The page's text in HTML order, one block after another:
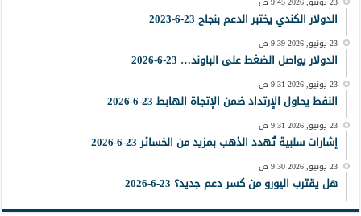
الدولار الكندي يختبر الدعم بنجاح 23-6-2023
23 يونيو, 2026 9:39 ص
الدولار يواصل الضغط على الباوند… 23-6-2026
23 يونيو, 2026 9:31 ص
النفط يحاول الإرتداد ضمن الإتجاة الهابط 23-6-2026
23 يونيو, 2026 9:31 ص
إشارات سلبية تُهدد الذهب بمزيد من الخسائر 23-6-2026
23 يونيو, 2026 9:30 ص
هل يقترب اليورو من كسر دعم جديد؟ 23-6-2026